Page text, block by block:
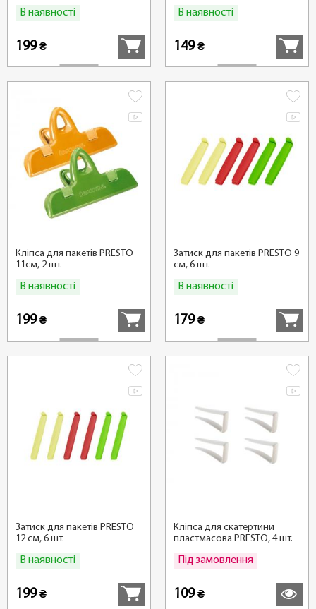
В наявності
199₴
В наявності
149₴
Кліпса для пакетів PRESTO
11см, 2 шт.
В наявності
199₴
Затиск для пакетів PRESTO 9
см, 6 шт.
В наявності
179₴
Затиск для пакетів PRESTO
12 см, 6 шт.
В наявності
199₴
Кліпса для скатертини
пластмасова PRESTO, 4 шт.
Під замовлення
109₴